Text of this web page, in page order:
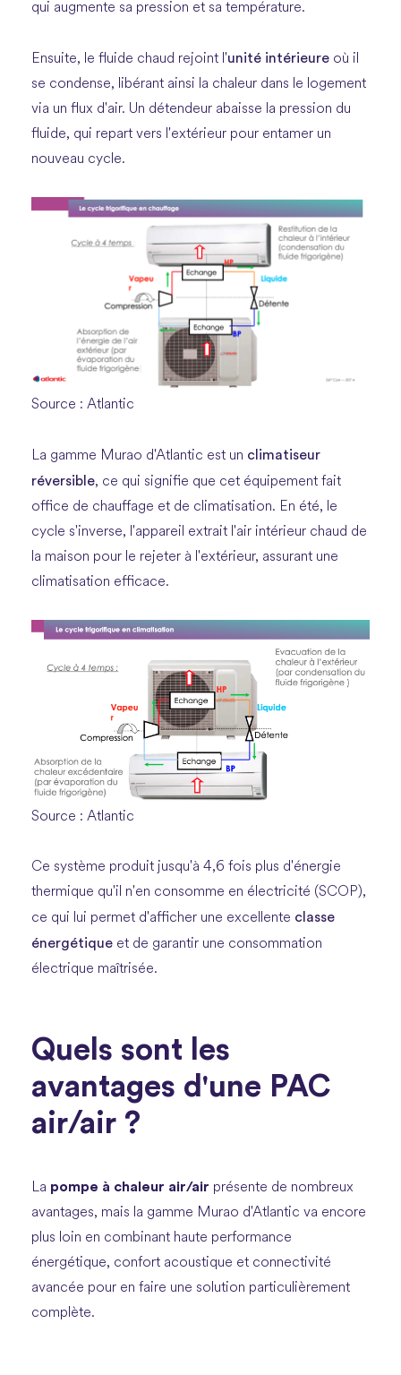
qui augmente sa pression et sa température.
Ensuite, le fluide chaud rejoint l'unité intérieure où il
se condense, libérant ainsi la chaleur dans le logement
via un flux d'air. Un détendeur abaisse la pression du
fluide, qui repart vers l'extérieur pour entamer un
nouveau cycle.
Source : Atlantic
La gamme Murao d'Atlantic est un climatiseur
réversible, ce qui signifie que cet équipement fait
office de chauffage et de climatisation. En été, le
cycle s'inverse, l'appareil extrait l'air intérieur chaud de
la maison pour le rejeter à l'extérieur, assurant une
climatisation efficace.
Source : Atlantic
Ce système produit jusqu'à 4,6 fois plus d'énergie
thermique qu'il n'en consomme en électricité (SCOP),
ce qui lui permet d'afficher une excellente classe
énergétique et de garantir une consommation
électrique maîtrisée.
Quels sont les
avantages d'une PAC
air/air ?
La pompe à chaleur air/air présente de nombreux
avantages, mais la gamme Murao d'Atlantic va encore
plus loin en combinant haute performance
énergétique, confort acoustique et connectivité
avancée pour en faire une solution particulièrement
complète.